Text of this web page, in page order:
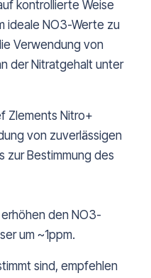
kontrollierte Weise
ideale NO3-Werte zu
Verwendung von
der Nitratgehalt unter
Zlements Nitro+
von zuverlässigen
zur Bestimmung des
den NO3-
um ~1ppm.
sind, empfehlen